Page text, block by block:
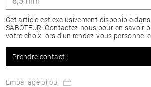
Cet article est exclusivement disponible
SABOTEUR. Contactez-nous pour en savoir
votre choix lors d'un rendez-vous personnel
Prendre contact
Emballage bijou